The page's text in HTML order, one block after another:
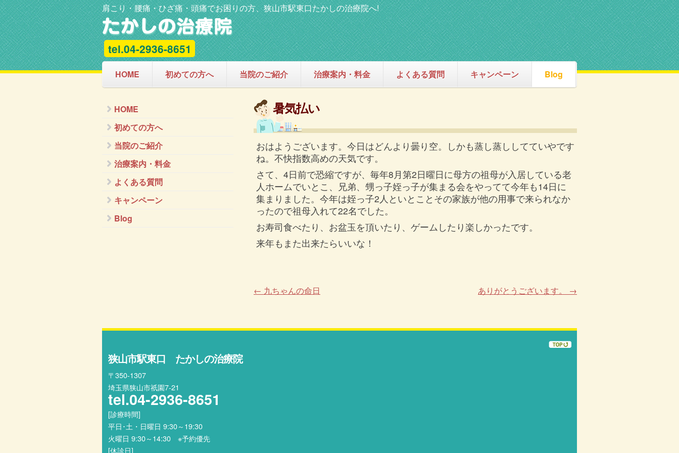
肩こり・腰痛・ひざ痛・頭痛でお困りの方、狭山市駅東口たかしの治療院へ!
tel.04-2936-8651
HOME 初めての方へ 当院のご紹介 治療案内・料金 よくある質問 キャンペーン Blog
暑気払い
おはようございます。今日はどんより曇り空。しかも蒸し蒸ししてていやです
ね。不快指数高めの天気です。
さて、4日前で恐縮ですが、毎年8月第2日曜日に母方の祖母が入居している老
人ホームでいとこ、兄弟、甥っ子姪っ子が集まる会をやってて今年も14日に
集まりました。今年は姪っ子2人といとことその家族が他の用事で来られなか
ったので祖母入れて22名でした。
お寿司食べたり、お盆玉を頂いたり、ゲームしたり楽しかったです。
来年もまた出来たらいいな！
← 九ちゃんの命日 ありがとうございます。 →
HOME
初めての方へ
当院のご紹介
治療案内・料金
よくある質問
キャンペーン
Blog
狭山市駅東口 たかしの治療院
〒350-1307
埼玉県狭山市祇園7-21
tel.04-2936-8651
[診療時間]
平日･土・日曜日 9:30～19:30
火曜日 9:30～14:30 ※予約優先
[休診日]